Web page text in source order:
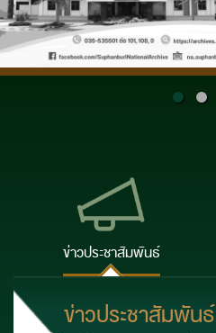
ข่าวประชาสัมพันธ์
ข่าวประชาสัมพันธ์